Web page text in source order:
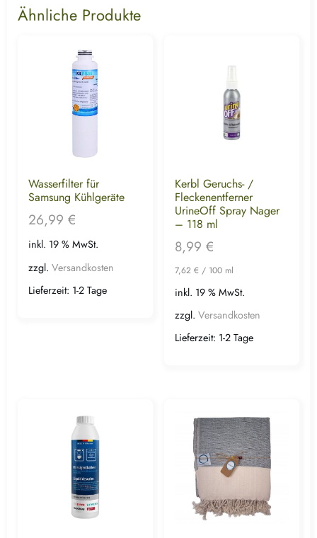
Ähnliche Produkte
Wasserfilter für
Samsung Kühlgeräte
26,99 €
inkl. 19 % MwSt.
zzgl. Versandkosten
Lieferzeit: 1-2 Tage
Kerbl Geruchs- /
Fleckenentferner
UrineOff Spray Nager
– 118 ml
8,99 €
7,62 €/ 100 ml
inkl. 19 % MwSt.
zzgl. Versandkosten
Lieferzeit: 1-2 Tage